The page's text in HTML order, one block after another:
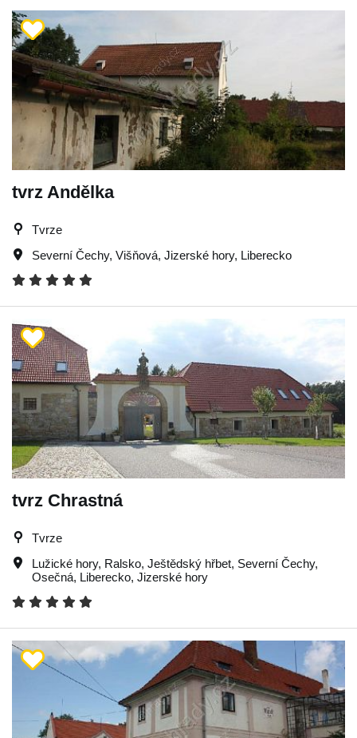
tvrz Andělka
Tvrze
Severní Čechy, Višňová, Jizerské hory, Liberecko
tvrz Chrastná
Tvrze
Lužické hory, Ralsko, Ještědský hřbet, Severní Čechy,
Osečná, Liberecko, Jizerské hory